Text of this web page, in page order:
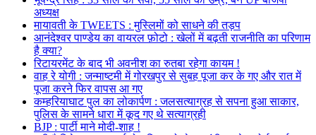
अध्यक्ष
मायावती के TWEETS : मुस्लिमों को साधने की तड़प
आनंदेश्वर पाण्डेय का वायरल फ़ोटो : खेलों में बढ़ती राजनीति का परिणाम
है क्या?
रिटायरमेंट के बाद भी अवनीश का रुतबा रहेगा कायम !
वाह रे योगी : जन्माष्टमी में गोरखपुर से सुबह पूजा कर के गए और रात में
पूजा करने फिर वापस आ गए
कम्हरियाघाट पुल का लोकार्पण : जलसत्याग्रह से सपना हुआ साकार,
पुलिस के सामने धारा में कूद गए थे सत्याग्रही
BJP : पार्टी माने मोदी-शाह !